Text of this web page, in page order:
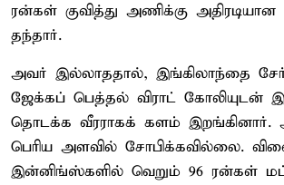
ரன்கள் குவித்து அணிக்கு
தந்தார்.
அவர் இல்லாததால், இங்கிலாந்தை
ஜேக்கப் பெத்தல் விராட் கோலியுடன்
தொடக்க வீரராகக் களம்
பெரிய அளவில் சோபிக்கவில்லை.
இன்னிங்ஸ்களில் வெறும் 96 ரன்கள்